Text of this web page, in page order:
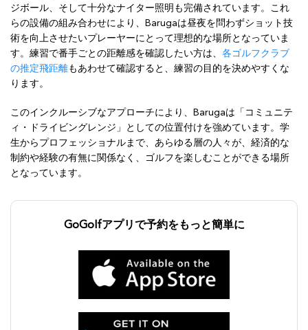
ジボール、そして十分なナイター照明も完備されています。これ
らの設備の組み合わせにより、Barugaは昼夜を問わずショット技
術を向上させたいプレーヤーにとって理想的な場所となっていま
す。練習で番手ごとの距離感を確認したい方は、 各ゴルフクラブ
の推定飛距離もあわせて確認すると、練習の目的を決めやすくな
ります。
このインクルーシブなアプローチにより、Barugaは「コミュニテ
ィ・ドライビングレンジ」としての位置付けを強めています。学
生からプロフェッショナルまで、あらゆる層の人々が、経済的な
制約や経験の有無に関係なく、ゴルフを楽しむことができる場所
となっています。
GoGolfアプリで予約をもっと簡単に